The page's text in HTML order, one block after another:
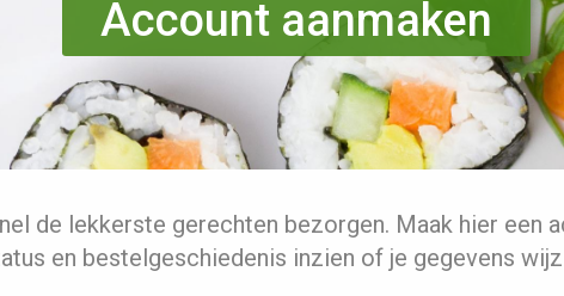
Account aanmaken
de lekkerste gerechten bezorgen. Maak hier een
en bestelgeschiedenis inzien of je gegevens